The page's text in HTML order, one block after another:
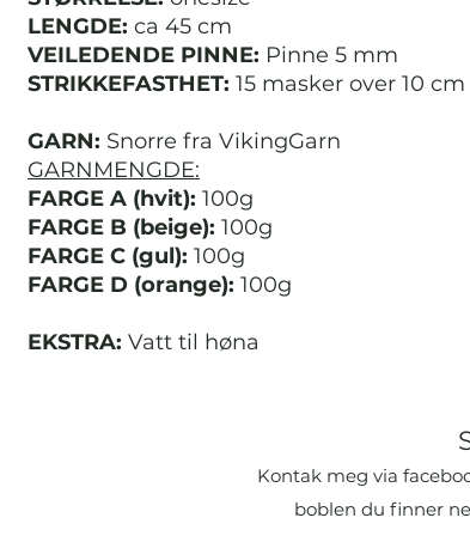
LENGDE: ca 45 cm
VEILEDENDE PINNE: Pinne 5 mm
STRIKKEFASTHET: 15 masker over 10 cm
GARN: Snorre fra VikingGarn
GARNMENGDE:
FARGE A (hvit): 100g
FARGE B (beige): 100g
FARGE C (gul): 100g
FARGE D (orange): 100g
EKSTRA: Vatt til høna
Kontak meg via
boblen du finner